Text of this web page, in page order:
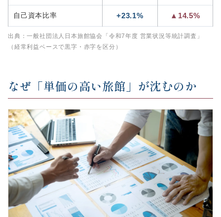
自己資本比率 +23.1% ▲14.5%
出典：一般社団法人日本旅館協会「令和7年度 営業状況等統計調査」
（経常利益ベースで黒字・赤字を区分）
なぜ「単価の高い旅館」が沈むのか